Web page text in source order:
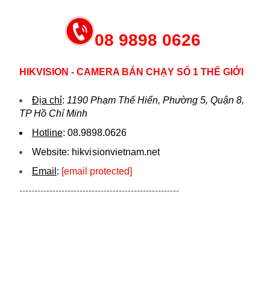
08 9898 0626
HIKVISION - CAMERA BÁN CHẠY SỐ 1 THẾ GIỚI
Địa chỉ: 1190 Phạm Thế Hiển, Phường 5, Quận 8,
TP Hồ Chí Minh
Hotline: 08.9898.0626
Website: hikvi sionvietnam.net
Email : [email protected]
-----------------------------------------------------